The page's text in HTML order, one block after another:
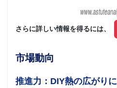
さらに詳しい情報を得るには、
市場動向
推進力：DIY熱の広がり